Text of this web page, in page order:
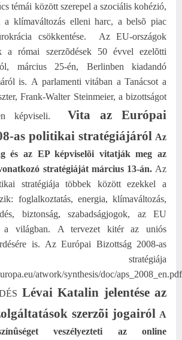
témái között szerepel a szociális kohézió,
a klímaváltozás elleni harc, a belsõ piac
csökkentése.
Az EU-országok
a római szerzõdések 50 évvel ezelõtti
március 25-én, Berlinben kiadandó
is. A parlamenti vitában a Tanácsot a
Frank-Walter Steinmeier, a bizottságot
képviseli.
Vita az Európai
as politikai stratégiájáról Az
és az EP képviselõi vitatják meg az
stratégiáját március 13-án. Az
stratégiája többek között ezekkel a
foglalkoztatás, energia, klímaváltozás,
biztonság, szabadságjogok, az EU
a világban.
A tervezet kitér az uniós
is. Az Európai Bizottság 2008-as
stratégiája
atwork/synthesis/doc/aps_2008_en.pdf
Lévai Katalin jelentése az
szerzõi jogairól A
veszélyezteti
az online